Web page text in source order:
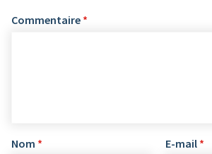
Commentaire *
Nom * E-mail *